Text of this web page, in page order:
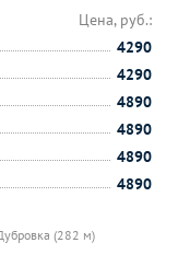
(282 м)
Цена, руб.:
4290
4290
4890
4890
4890
4890